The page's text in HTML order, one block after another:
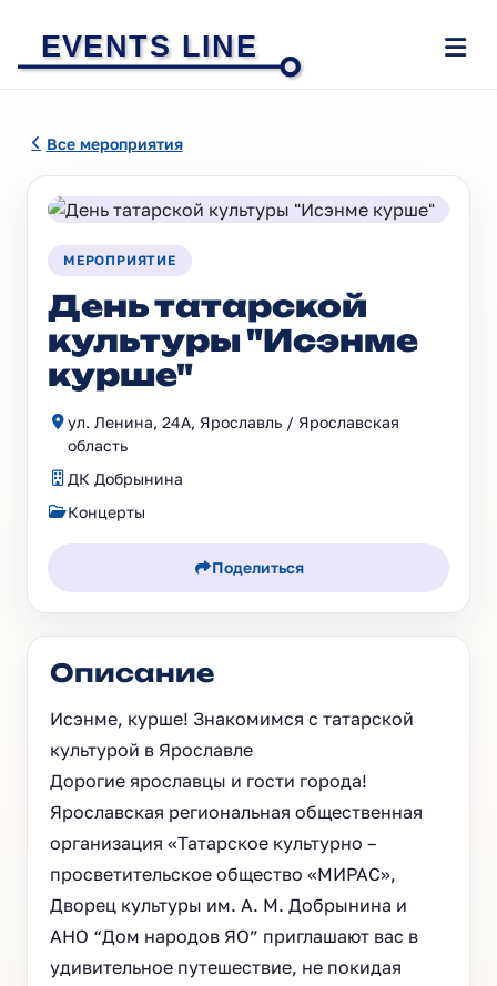
EVENTS LINE
Все мероприятия
МЕРОПРИЯТИЕ
День татарской
культуры "Исэнме
курше"
ул. Ленина, 24А, Ярославль / Ярославская
область
ДК Добрынина
Концерты
Поделиться
Описание
Исэнме, курше! Знакомимся с татарской
культурой в Ярославле
Дорогие ярославцы и гости города!
Ярославская региональная общественная
организация «Татарское культурно –
просветительское общество «МИРАС»,
Дворец культуры им. А. М. Добрынина и
АНО “Дом народов ЯО” приглашают вас в
удивительное путешествие, не покидая